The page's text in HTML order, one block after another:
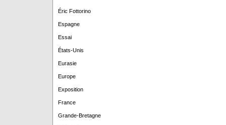
Éric Fottorino
Espagne
Essai
États-Unis
Eurasie
Europe
Exposition
France
Grande-Bretagne